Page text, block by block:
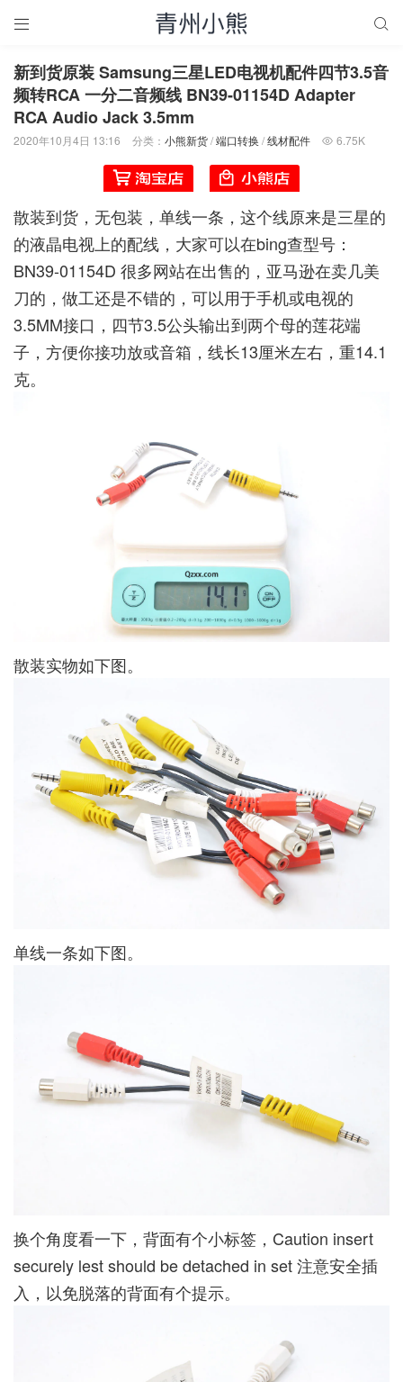
 
新到货原装 Samsung三星LED电视机配件四节3.5音
频转RCA 一分二音频线 BN39-01154D Adapter
RCA Audio Jack 3.5mm
2020年10月4日 13:16 分类： 小熊新货/端口转换 /线材配件  6.75K
散装到货，无包装，单线一条，这个线原来是三星的
的液晶电视上的配线，大家可以在bing查型号：
BN39-01154D 很多网站在出售的，亚马逊在卖几美
刀的，做工还是不错的，可以用于手机或电视的
3.5MM接口，四节3.5公头输出到两个母的莲花端
子，方便你接功放或音箱，线长13厘米左右，重14.1
克。
散装实物如下图。
单线一条如下图。
换个角度看一下，背面有个小标签，Caution insert
securely lest should be detached in set 注意安全插
入，以免脱落的背面有个提示。